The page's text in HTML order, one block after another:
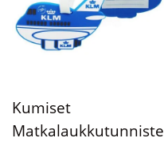
Kumiset
Matkalaukkutunniste